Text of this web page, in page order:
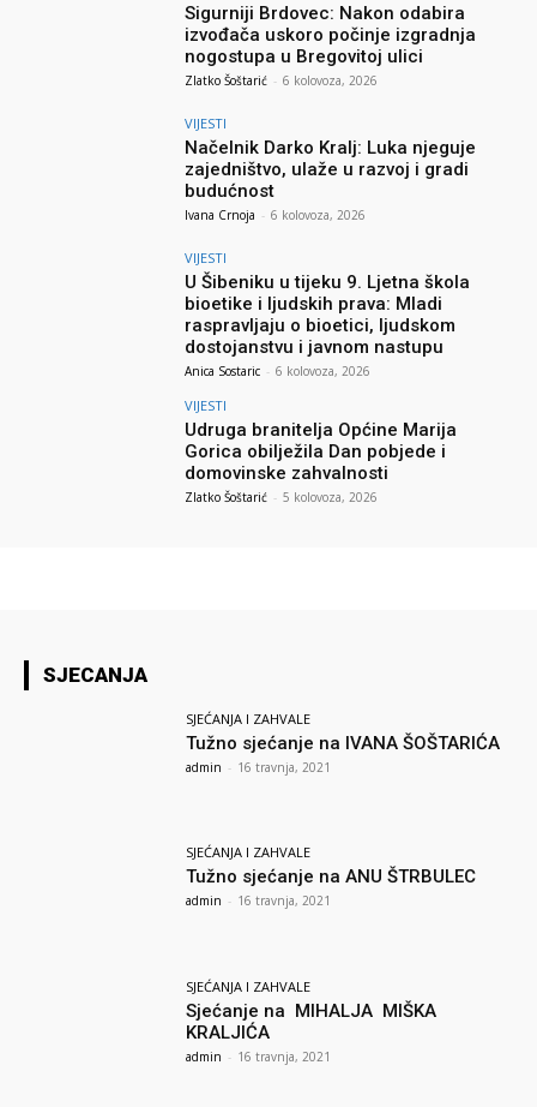
Sigurniji Brdovec: Nakon odabira
izvođača uskoro počinje izgradnja
nogostupa u Bregovitoj ulici
Zlatko Šoštarić - 6 kolovoza, 2026
VIJESTI
Načelnik Darko Kralj: Luka njeguje
zajedništvo, ulaže u razvoj i gradi
budućnost
Ivana Crnoja - 6 kolovoza, 2026
VIJESTI
U Šibeniku u tijeku 9. Ljetna škola
bioetike i ljudskih prava: Mladi
raspravljaju o bioetici, ljudskom
dostojanstvu i javnom nastupu
Anica Sostaric - 6 kolovoza, 2026
VIJESTI
Udruga branitelja Općine Marija
Gorica obilježila Dan pobjede i
domovinske zahvalnosti
Zlatko Šoštarić - 5 kolovoza, 2026
SJECANJA
SJEĆANJA I ZAHVALE
Tužno sjećanje na IVANA ŠOŠTARIĆA
admin - 16 travnja, 2021
SJEĆANJA I ZAHVALE
Tužno sjećanje na ANU ŠTRBULEC
admin - 16 travnja, 2021
SJEĆANJA I ZAHVALE
Sjećanje na MIHALJA MIŠKA
KRALJIĆA
admin - 16 travnja, 2021